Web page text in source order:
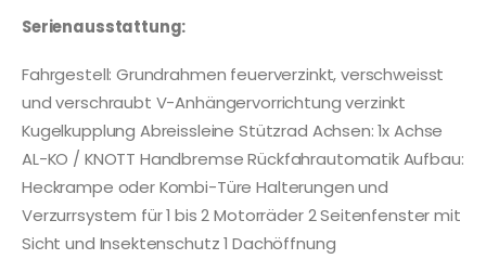
Serienausstattung:
Fahrgestell: Grundrahmen feuerverzinkt, verschweisst
und verschraubt V-Anhängervorrichtung verzinkt
Kugelkupplung Abreissleine Stützrad Achsen: 1x Achse
AL-KO / KNOTT Handbremse Rückfahrautomatik Aufbau:
Heckrampe oder Kombi-Türe Halterungen und
Verzurrsystem für 1 bis 2 Motorräder 2 Seitenfenster mit
Sicht und Insektenschutz 1 Dachöffnung